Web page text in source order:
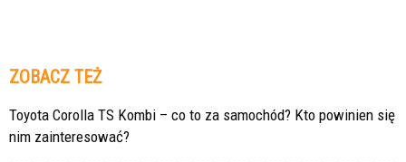
ZOBACZ TEŻ
Toyota Corolla TS Kombi – co to za samochód? Kto powinien się
nim zainteresować?